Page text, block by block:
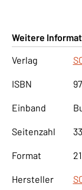
Weitere
Verlag
ISBN
Einband
Seitenzahl
Format
Hersteller